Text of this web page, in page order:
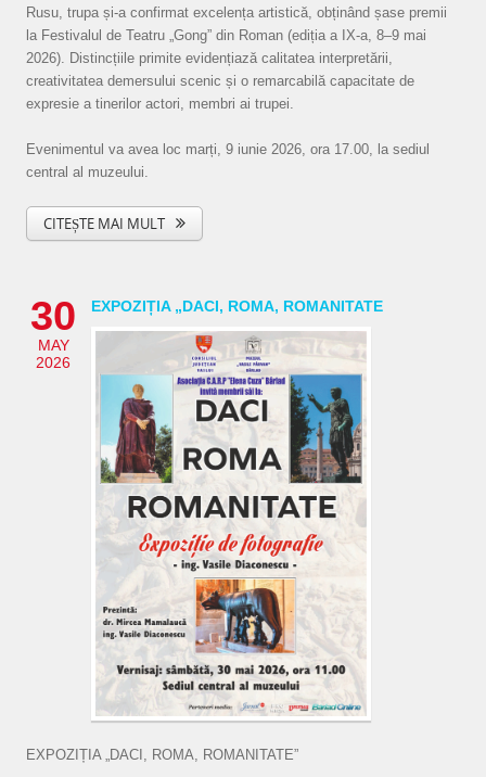
Rusu, trupa și-a confirmat excelența artistică, obținând șase premii
la Festivalul de Teatru „Gong” din Roman (ediția a IX-a, 8–9 mai
2026). Distincțiile primite evidențiază calitatea interpretării,
creativitatea demersului scenic și o remarcabilă capacitate de
expresie a tinerilor actori, membri ai trupei.
Evenimentul va avea loc marți, 9 iunie 2026, ora 17.00, la sediul
central al muzeului.
CITEȘTE MAI MULT
30
MAY
2026
EXPOZIȚIA „DACI, ROMA, ROMANITATE
EXPOZIȚIA „DACI, ROMA, ROMANITATE”